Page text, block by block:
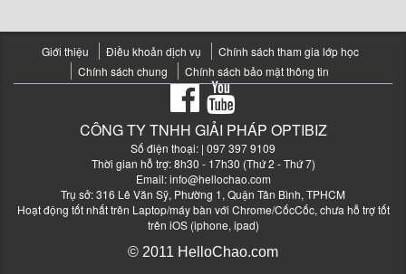
Giới thiệu Điều khoản dịch vụ
Chính sách tham gia lớp học
Chính sách chung
Chính sách bảo mật thông tin
CÔNG TY TNHH GIẢI PHÁP OPTIBIZ
Số điện thoại: | 097 397 9109
Thời gian hỗ trợ: 8h30 - 17h30 (Thứ 2 - Thứ 7)
Email:info@hellochao.com
Trụ sở: 316 Lê Văn Sỹ, Phường 1, Quận Tân Bình, TPHCM
Hoạt động tốt nhất trên Laptop/máy bàn với Chrome/CốcCốc, chưa hỗ trợ tốt
trên iOS (iphone, ipad)
© 2011 HelloChao.com